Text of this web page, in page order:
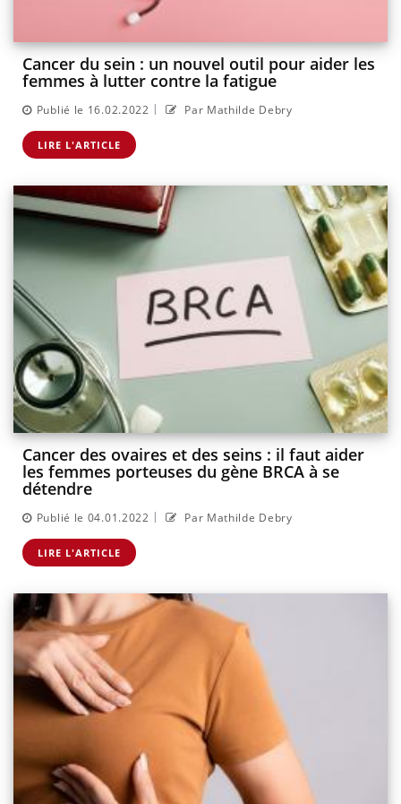
Cancer du sein : un nouvel outil pour aider les
femmes à lutter contre la fatigue
Publié le 16.02.2022 | Par Mathilde Debry
LIRE L'ARTICLE
Cancer des ovaires et des seins : il faut aider
les femmes porteuses du gène BRCA à se
détendre
Publié le 04.01.2022 | Par Mathilde Debry
LIRE L'ARTICLE